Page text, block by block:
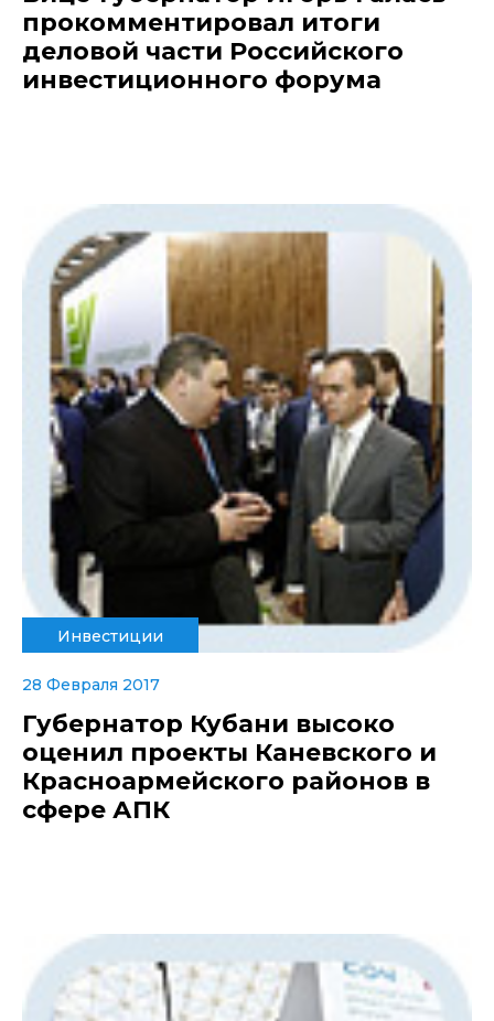
прокомментировал итоги
деловой части Российского
инвестиционного форума
Инвестиции
28 Февраля 2017
Губернатор Кубани высоко
оценил проекты Каневского и
Красноармейского районов в
сфере АПК